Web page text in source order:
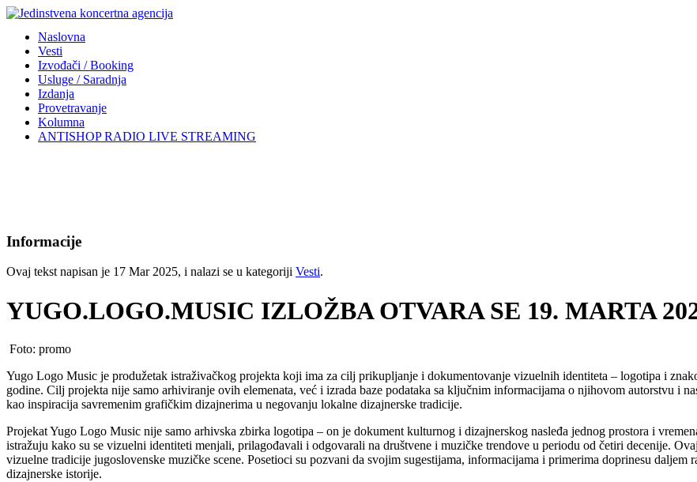
Naslovna
Vesti
Izvođači / Booking
Usluge / Saradnja
Izdanja
Provetravanje
Kolumna
ANTISHOP RADIO LIVE STREAMING
Informacije
Ovaj tekst napisan je 17 Mar 2025, i nalazi se u kategoriji Vesti.
YUGO.LOGO.MUSIC IZLOŽBA OTVARA SE 19. MARTA
Foto: promo
Yugo Logo Music je produžetak istraživačkog projekta koji ima za cilj prikupljanje i dokumentovanje vizuelnih identiteta – logotipa i
godine. Cilj projekta nije samo arhiviranje ovih elemenata, već i izrada baze podataka sa ključnim informacijama o njihovom autorstvu i
kao inspiracija savremenim grafičkim dizajnerima u negovanju lokalne dizajnerske tradicije.
Projekat Yugo Logo Music nije samo arhivska zbirka logotipa – on je dokument kulturnog i dizajnerskog nasleđa jednog prostora i
istražuju kako su se vizuelni identiteti menjali, prilagođavali i odgovarali na društvene i muzičke trendove u periodu od četiri decenije.
vizuelne tradicije jugoslovenske muzičke scene. Posetioci su pozvani da svojim sugestijama, informacijama i primerima doprinesu daljem
dizajnerske istorije.